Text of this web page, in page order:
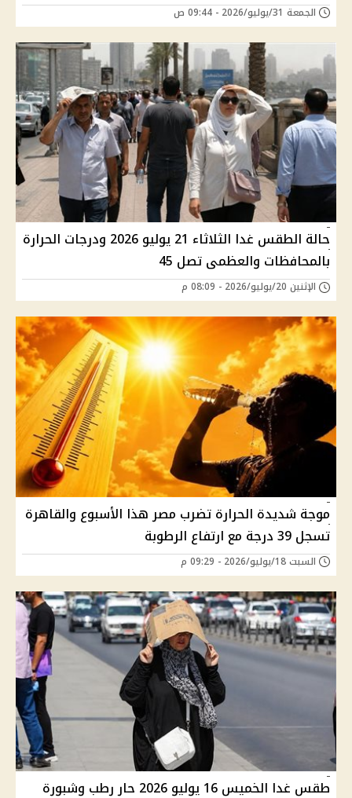
الجمعة 31/يوليو/2026 - 09:44 ص
حالة الطقس غدا الثلاثاء 21 يوليو 2026 ودرجات الحرارة
بالمحافظات والعظمى تصل 45
الإثنين 20/يوليو/2026 - 08:09 م
موجة شديدة الحرارة تضرب مصر هذا الأسبوع والقاهرة
تسجل 39 درجة مع ارتفاع الرطوبة
السبت 18/يوليو/2026 - 09:29 م
طقس غدا الخميس 16 يوليو 2026 حار رطب وشبورة